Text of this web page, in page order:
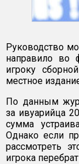
Руководство
направило во
игроку
местное
По данным
за ивуарийца
сумма
Однако если
рассмотреть
игрока